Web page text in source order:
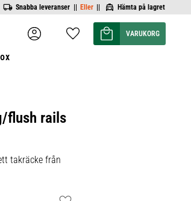
Snabba leveranser || Eller || Hämta på lagret
Favoriter
Kundvagn
flush rails
takräcke från